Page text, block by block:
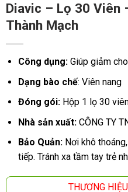
Diavic – Lọ 30 Viên
Thành Mạch
Công dụng:Giúp giảm
Dạng bào chế: Viên nang
Đóng gói: Hộp 1 lọ 30
Nhà sản xuất: CÔNG TY
Bảo Quản: Nơi khô
tiếp. Tránh xa tầm tay trẻ
THƯƠNG